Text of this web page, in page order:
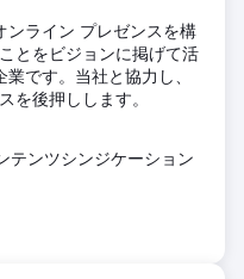
ンライン プレゼンスを構
とをビジョンに掲げて活
です。当社と協力し、
を後押しします。
テンツシンジケーション